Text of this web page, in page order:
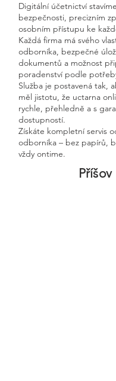
Digitální účetnictví
bezpečnosti, precizním
osobním přístupu ke
Každá firma má svého
odborníka, bezpečné
dokumentů a možnost
poradenství podle
Služba je postavená tak,
měl jistotu, že uctarna
rychle, přehledně a s
dostupností.
Získáte kompletní servis
odborníka – bez papírů,
vždy ontime.
Příšov